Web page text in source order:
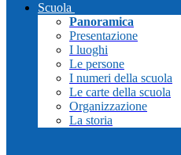
Scuola
Panoramica
Presentazione
I luoghi
Le persone
I numeri della scuola
Le carte della scuola
Organizzazione
La storia